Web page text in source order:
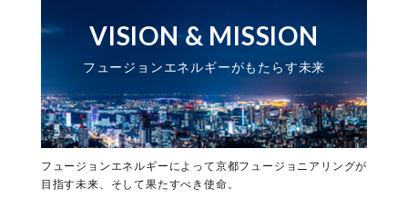
VISION & MISSION
フュージョンエネルギーがもたらす未来
フュージョンエネルギーによって京都フュージョニアリングが
目指す未来、そして果たすべき使命。